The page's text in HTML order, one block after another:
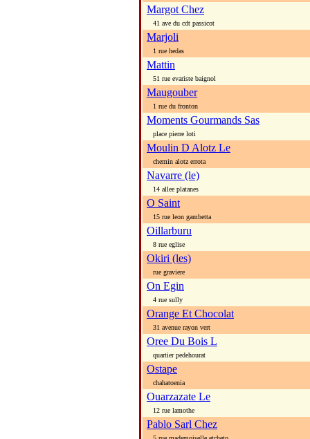
Margot Chez
41 ave du cdt passicot
Marjoli
1 rue hedas
Mattin
51 rue evariste baignol
Maugouber
1 rue du fronton
Moments Gourmands Sas
place pierre loti
Moulin D Alotz Le
chemin alotz errota
Navarre (le)
14 allee platanes
O Saint
15 rue leon gambetta
Oillarburu
8 rue eglise
Okiri (les)
rue graviere
On Egin
4 rue sully
Orange Et Chocolat
31 avenue rayon vert
Oree Du Bois L
quartier pedehourat
Ostape
chahatoenia
Ouarzazate Le
12 rue lamothe
Pablo Sarl Chez